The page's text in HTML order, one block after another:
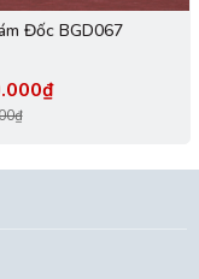
Đốc BGD067